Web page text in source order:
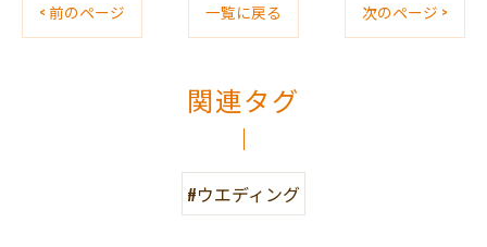
< 前のページ 一覧に戻る 次のページ >
関連タグ
#ウエディング